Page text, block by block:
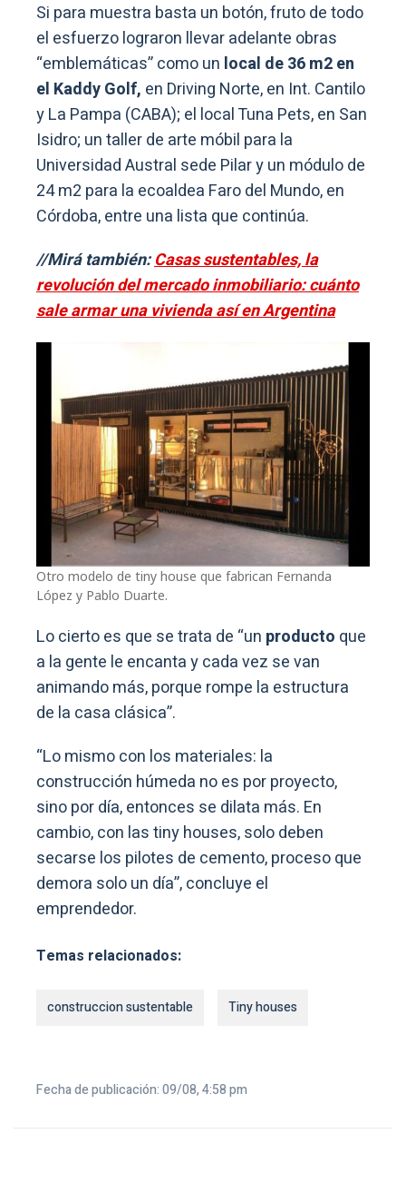
Si para muestra basta un botón, fruto de todo
el esfuerzo lograron llevar adelante obras
“emblemáticas” como un local de 36 m2 en
el Kaddy Golf, en Driving Norte, en Int. Cantilo
y La Pampa (CABA); el local Tuna Pets, en San
Isidro; un taller de arte móbil para la
Universidad Austral sede Pilar y un módulo de
24 m2 para la ecoaldea Faro del Mundo, en
Córdoba, entre una lista que continúa.
//Mirá también:Casas sustentables, la
revolución del mercado inmobiliario: cuánto
sale armar una vivienda así en Argentina
Otro modelo de tiny house que fabrican Fernanda
López y Pablo Duarte.
Lo cierto es que se trata de “un producto que
a la gente le encanta y cada vez se van
animando más, porque rompe la estructura
de la casa clásica”.
“Lo mismo con los materiales: la
construcción húmeda no es por proyecto,
sino por día, entonces se dilata más. En
cambio, con las tiny houses, solo deben
secarse los pilotes de cemento, proceso que
demora solo un día”, concluye el
emprendedor.
Temas relacionados:
construccion sustentable Tiny houses
Fecha de publicación: 09/08, 4:58 pm